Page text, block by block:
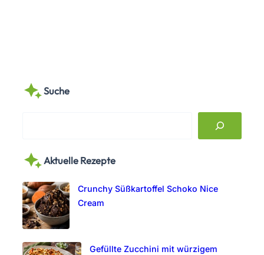
Suche
r
h
Aktuelle Rezepte
Crunchy Süßkartoffel Schoko Nice
Cream
Gefüllte Zucchini mit würzigem